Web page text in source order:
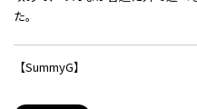
た。
【SummyG】